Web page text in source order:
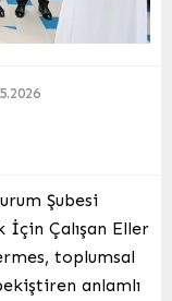
Şubesi
İçin Çalışan Eller
toplumsal
anlamlı